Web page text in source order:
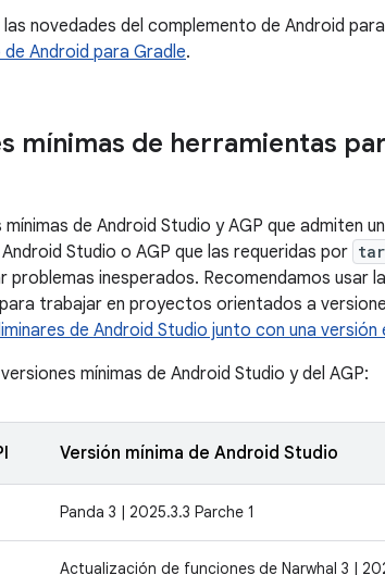
novedades del complemento de Android
Android para Gradle.
mínimas de herramientas
mínimas de Android Studio y AGP que admiten
Studio o AGP que las requeridas por
problemas inesperados. Recomendamos usar
trabajar en proyectos orientados a
de Android Studio junto con una versión
mínimas de Android Studio y del AGP:
Versión mínima de Android Studio
Panda 3 | 2025.3.3 Parche 1
Actualización de funciones de Narwhal 3 |